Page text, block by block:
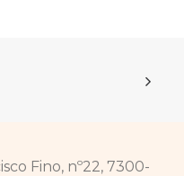
Fino, nº22, 7300-